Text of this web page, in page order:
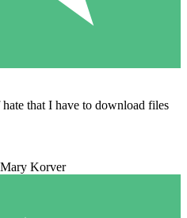
that I have to download files
Mary Korver